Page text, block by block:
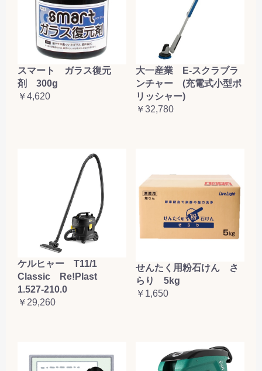
スマート ガラス復元
剤 300g
￥4,620
大一産業 E-スクラブラ
ンチャー (充電式小型ポ
リッシャー)
￥32,780
ケルヒャー T11/1
Classic Re!Plast
1.527-210.0
￥29,260
せんたく用粉石けん さ
らり 5kg
￥1,650